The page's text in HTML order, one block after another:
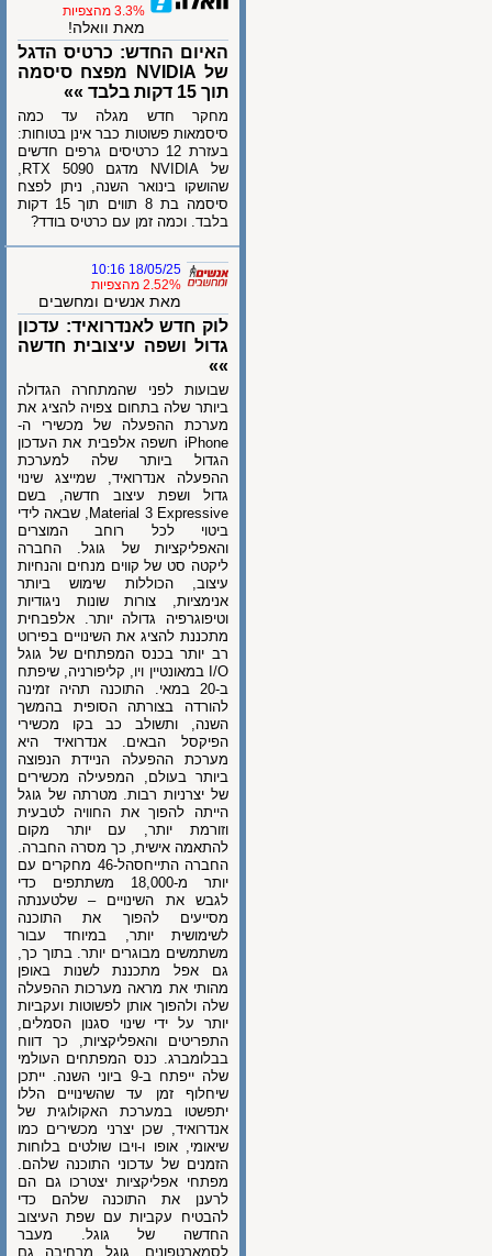
3.3% מהצפיות
מאת וואלה!
האיום החדש: כרטיס הדגל
של NVIDIA מפצח סיסמה
תוך 15 דקות בלבד »»
מחקר חדש מגלה עד כמה
סיסמאות פשוטות כבר אינן בטוחות:
בעזרת 12 כרטיסים גרפים חדשים
של NVIDIA מדגם RTX 5090,
שהושקו בינואר השנה, ניתן לפצח
סיסמה בת 8 תווים תוך 15 דקות
בלבד. וכמה זמן עם כרטיס בודד?
18/05/25 10:16
2.52% מהצפיות
מאת אנשים ומחשבים
לוק חדש לאנדרואיד: עדכון
גדול ושפה עיצובית חדשה
שבועות לפני שהמתחרה הגדולה
ביותר שלה בתחום צפויה להציג את
מערכת ההפעלה של מכשירי ה-
iPhone חשפה אלפבית את העדכון
הגדול ביותר שלה למערכת
ההפעלה אנדרואיד, שמייצג שינוי
גדול ושפת עיצוב חדשה, בשם
Material 3 Expressive, שבאה לידי
ביטוי לכל רוחב המוצרים
והאפליקציות של גוגל. החברה
ליקטה סט של קווים מנחים והנחיות
עיצוב, הכוללות שימוש ביותר
אנימציות, צורות שונות ניגודיות
וטיפוגרפיה גדולה יותר. אלפבחית
מתכננת להציג את השינויים בפירוט
רב יותר בכנס המפתחים של גוגל
I/O במאונטיין ויו, קליפורניה, שיפתח
ב-20 במאי. התוכנה תהיה זמינה
להורדה בצורתה הסופית בהמשך
השנה, ותשולב כב בקו מכשירי
הפיקסל הבאים. אנדרואיד היא
מערכת ההפעלה הניידת הנפוצה
ביותר בעולם, המפעילה מכשירים
של יצרניות רבות. מטרתה של גוגל
הייתה להפוך את החוויה לטבעית
וזורמת יותר, עם יותר מקום
להתאמה אישית, כך מסרה החברה.
החברה התייחסהל-46 מחקרים עם
יותר מ-18,000 משתתפים כדי
לגבש את השינויים – שלטענתה
מסייעים להפוך את התוכנה
לשימושית יותר, במיוחד עבור
משתמשים מבוגרים יותר. בתוך כך,
גם אפל מתכננת לשנות באופן
מהותי את מראה מערכות ההפעלה
שלה ולהפוך אותן לפשוטות ועקביות
יותר על ידי שינוי סגנון הסמלים,
התפריטים והאפליקציות, כך דווח
בבלומברג. כנס המפתחים העולמי
שלה ייפתח ב-9 ביוני השנה. ייתכן
שיחלוף זמן עד שהשינויים הללו
יתפשטו במערכת האקולוגית של
אנדרואיד, שכן יצרני מכשירים כמו
שיאומי, אופו ו-ויבו שולטים בלוחות
הזמנים של עדכוני התוכנה שלהם.
מפתחי אפליקציות יצטרכו גם הם
לרענן את התוכנה שלהם כדי
להבטיח עקביות עם שפת העיצוב
החדשה של גוגל. מעבר
לסמארטפונים, גוגל מרחיבה גם